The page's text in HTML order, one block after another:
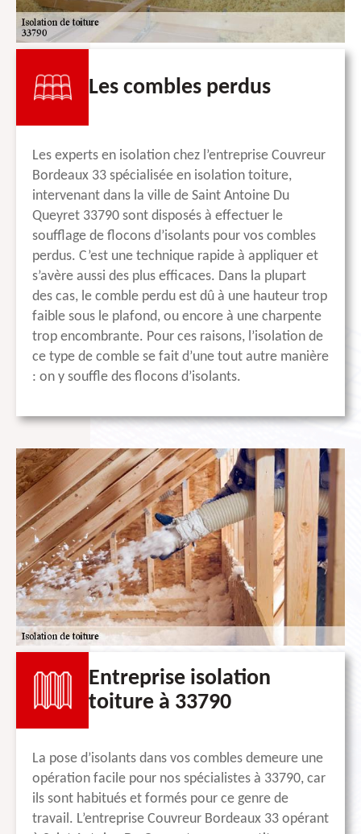
Les combles perdus
Les experts en isolation chez l’entreprise Couvreur
Bordeaux 33 spécialisée en isolation toiture,
intervenant dans la ville de Saint Antoine Du
Queyret 33790 sont disposés à effectuer le
soufflage de flocons d’isolants pour vos combles
perdus. C’est une technique rapide à appliquer et
s’avère aussi des plus efficaces. Dans la plupart
des cas, le comble perdu est dû à une hauteur trop
faible sous le plafond, ou encore à une charpente
trop encombrante. Pour ces raisons, l’isolation de
ce type de comble se fait d’une tout autre manière
: on y souffle des flocons d’isolants.
Entreprise isolation
toiture à 33790
La pose d’isolants dans vos combles demeure une
opération facile pour nos spécialistes à 33790, car
ils sont habitués et formés pour ce genre de
travail. L’entreprise Couvreur Bordeaux 33 opérant